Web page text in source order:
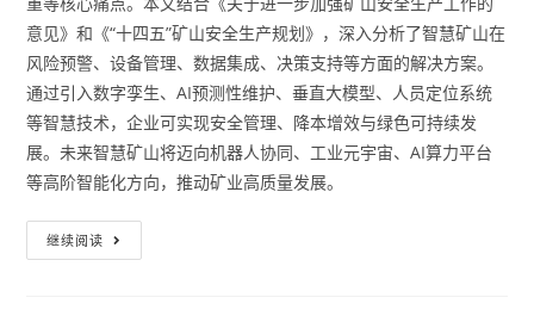
意见》和《“十四五”矿山安全生产规划》，深入分析了智慧矿山在
风险预警、设备管理、数据集成、决策支持等方面的解决方案。
通过引入数字孪生、AI预测性维护、垂直大模型、人员定位系统
等智慧技术，企业可实现安全管理、降本增效与绿色可持续发
展。未来智慧矿山将迈向机器人协同、工业元宇宙、AI算力平台
等高阶智能化方向，推动矿业高质量发展。
继续阅读